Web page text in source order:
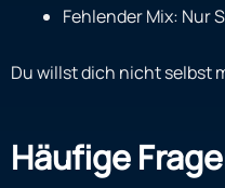
Fehlender Mix: Nur
Du willst dich nicht selbst
Häufige